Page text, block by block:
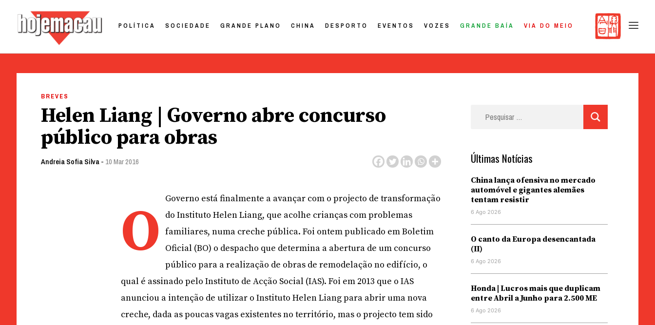
POLÍTICA SOCIEDADE GRANDE PLANO CHINA DESPORTO EVENTOS VOZES GRANDE BAÍA VIA DO MEIO
BREVES
Helen Liang | Governo abre concurso
público para obras
Andreia Sofia Silva- 10 Mar 2016
O
Governo está finalmente a avançar com o projecto de transformação
do Instituto Helen Liang, que acolhe crianças com problemas
familiares, numa creche pública. Foi ontem publicado em Boletim
Oficial (BO) o despacho que determina a abertura de um concurso
público para a realização de obras de remodelação no edifício, o
qual é assinado pelo Instituto de Acção Social (IAS). Foi em 2013 que o IAS
anunciou a intenção de utilizar o Instituto Helen Liang para abrir uma nova
creche, dada as poucas vagas existentes no território, mas o projecto tem sido
Últimas Notícias
China lança ofensiva no mercado
automóvel e gigantes alemães
tentam resistir
6 Ago 2026
O canto da Europa desencantada
(II)
6 Ago 2026
Honda | Lucros mais que duplicam
entre Abril a Junho para 2.500 ME
6 Ago 2026